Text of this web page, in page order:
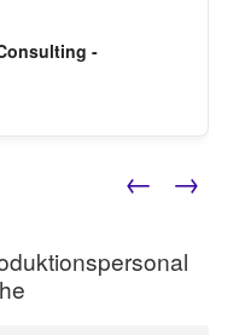
-
← →